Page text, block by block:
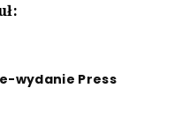
wydanie Press